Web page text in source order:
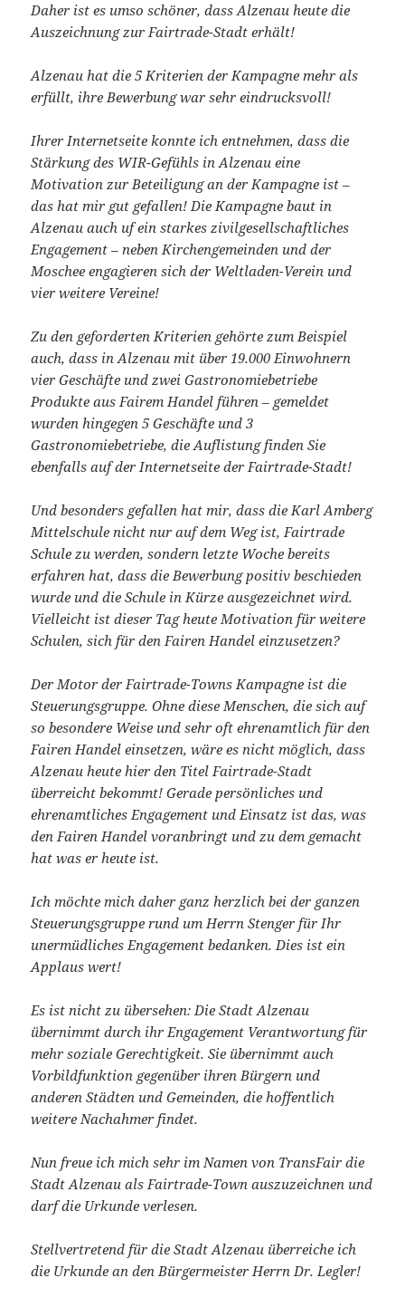
Daher ist es umso schöner, dass Alzenau heute die
Auszeichnung zur Fairtrade-Stadt erhält!
Alzenau hat die 5 Kriterien der Kampagne mehr als
erfüllt, ihre Bewerbung war sehr eindrucksvoll!
Ihrer Internetseite konnte ich entnehmen, dass die
Stärkung des WIR-Gefühls in Alzenau eine
Motivation zur Beteiligung an der Kampagne ist –
das hat mir gut gefallen! Die Kampagne baut in
Alzenau auch uf ein starkes zivilgesellschaftliches
Engagement – neben Kirchengemeinden und der
Moschee engagieren sich der Weltladen-Verein und
vier weitere Vereine!
Zu den geforderten Kriterien gehörte zum Beispiel
auch, dass in Alzenau mit über 19.000 Einwohnern
vier Geschäfte und zwei Gastronomiebetriebe
Produkte aus Fairem Handel führen – gemeldet
wurden hingegen 5 Geschäfte und 3
Gastronomiebetriebe, die Auflistung finden Sie
ebenfalls auf der Internetseite der Fairtrade-Stadt!
Und besonders gefallen hat mir, dass die Karl Amberg
Mittelschule nicht nur auf dem Weg ist, Fairtrade
Schule zu werden, sondern letzte Woche bereits
erfahren hat, dass die Bewerbung positiv beschieden
wurde und die Schule in Kürze ausgezeichnet wird.
Vielleicht ist dieser Tag heute Motivation für weitere
Schulen, sich für den Fairen Handel einzusetzen?
Der Motor der Fairtrade-Towns Kampagne ist die
Steuerungsgruppe. Ohne diese Menschen, die sich auf
so besondere Weise und sehr oft ehrenamtlich für den
Fairen Handel einsetzen, wäre es nicht möglich, dass
Alzenau heute hier den Titel Fairtrade-Stadt
überreicht bekommt! Gerade persönliches und
ehrenamtliches Engagement und Einsatz ist das, was
den Fairen Handel voranbringt und zu dem gemacht
hat was er heute ist.
Ich möchte mich daher ganz herzlich bei der ganzen
Steuerungsgruppe rund um Herrn Stenger für Ihr
unermüdliches Engagement bedanken. Dies ist ein
Applaus wert!
Es ist nicht zu übersehen: Die Stadt Alzenau
übernimmt durch ihr Engagement Verantwortung für
mehr soziale Gerechtigkeit. Sie übernimmt auch
Vorbildfunktion gegenüber ihren Bürgern und
anderen Städten und Gemeinden, die hoffentlich
weitere Nachahmer findet.
Nun freue ich mich sehr im Namen von TransFair die
Stadt Alzenau als Fairtrade-Town auszuzeichnen und
darf die Urkunde verlesen.
Stellvertretend für die Stadt Alzenau überreiche ich
die Urkunde an den Bürgermeister Herrn Dr. Legler!